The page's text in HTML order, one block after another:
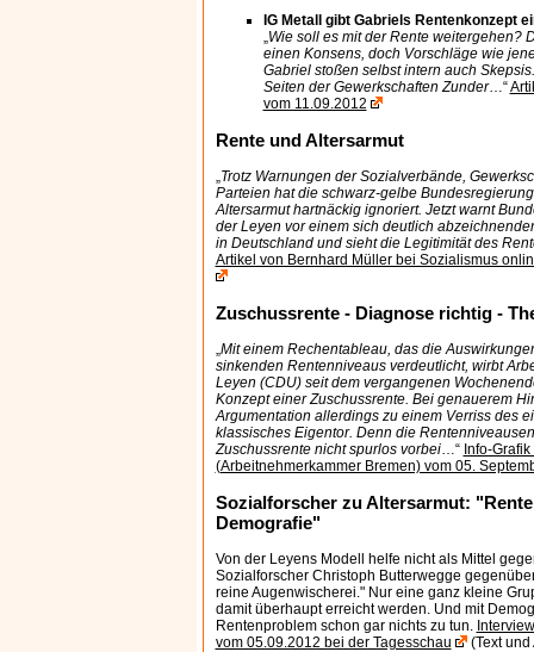
IG Metall gibt Gabriels Rentenkonzept
„Wie soll es mit der Rente weitergehen?
einen Konsens, doch Vorschläge wie
Gabriel stoßen selbst intern auch
Seiten der Gewerkschaften Zunder…“
vom 11.09.2012
Rente und Altersarmut
„Trotz Warnungen der Sozialverbände,
Parteien hat die schwarz-gelbe
Altersarmut hartnäckig ignoriert. Jetzt warnt
der Leyen vor einem sich deutlich
in Deutschland und sieht die Legitimität des
Artikel von Bernhard Müller bei Sozialismus
Zuschussrente - Diagnose richtig -
„Mit einem Rechentableau, das die
sinkenden Rentenniveaus verdeutlicht, wirbt
Leyen (CDU) seit dem vergangenen
Konzept einer Zuschussrente. Bei genauerem
Argumentation allerdings zu einem Verriss des
klassisches Eigentor. Denn die
Zuschussrente nicht spurlos vorbei…“ Info-
(Arbeitnehmerkammer Bremen) vom 05.
Sozialforscher zu Altersarmut:
Demografie"
Von der Leyens Modell helfe nicht als Mittel
Sozialforscher Christoph Butterwegge
reine Augenwischerei." Nur eine ganz kleine
damit überhaupt erreicht werden. Und mit
Rentenproblem schon gar nichts zu tun.
vom 05.09.2012 bei der Tagesschau
(Text und